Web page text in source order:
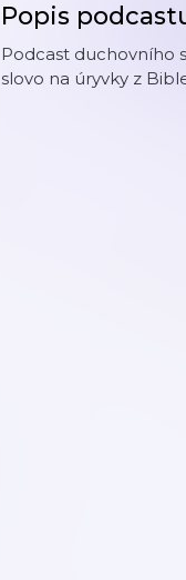
Popis
Podcast duchovního
slovo na úryvky z